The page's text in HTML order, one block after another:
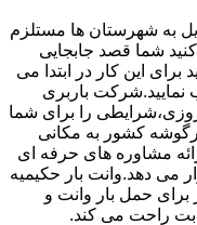
به شهرستان ها مستلزم
شما قصد جابجایی
برای این کار در ابتدا می
نمایید.شرکت باربری
روزی،شرایطی را برای شما
هرگوشه کشور به مکانی
مشاوره های حرفه ای
می دهد.وانت بار حکیمیه
برای حمل بار وانت و
راحت می کند.